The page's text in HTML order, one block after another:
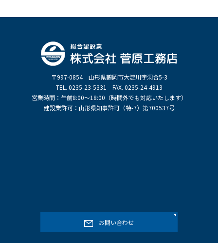
〒997-0854 山形県鶴岡市大淀川字洞合5-3
TEL. 0235-23-5331 FAX. 0235-24-4913
営業時間：午前8:00～18:00（時間外でも対応いたします）
建設業許可：山形県知事許可（特-7）第700537号
お問い合わせ